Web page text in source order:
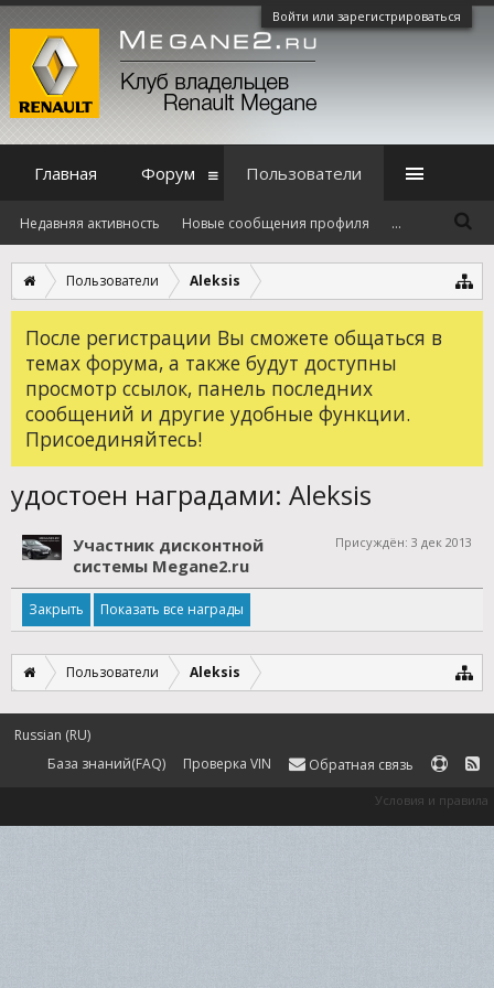
Войти или зарегистрироваться
Пользователи Aleksis
После регистрации Вы сможете общаться в
темах форума, а также будут доступны
просмотр ссылок, панель последних
сообщений и другие удобные функции.
Присоединяйтесь!
удостоен наградами: Aleksis
Присуждён: 3 дек 2013
Участник дисконтной
системы Megane2.ru
Показать все награды
Пользователи Aleksis
Главная Форум Пользователи
Недавняя активность Новые сообщения профиля ...
Russian (RU)
База знаний(FAQ)
Проверка VIN Обратная связь
Условия и правила